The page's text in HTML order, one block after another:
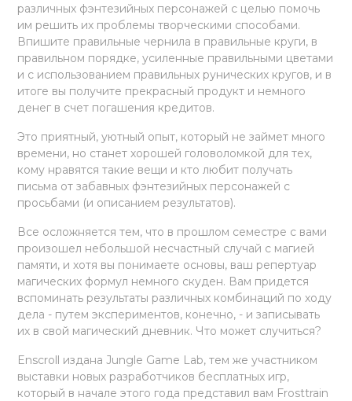
различных фэнтезийных персонажей с целью помочь
им решить их проблемы творческими способами.
Впишите правильные чернила в правильные круги, в
правильном порядке, усиленные правильными цветами
и с использованием правильных рунических кругов, и в
итоге вы получите прекрасный продукт и немного
денег в счет погашения кредитов.
Это приятный, уютный опыт, который не займет много
времени, но станет хорошей головоломкой для тех,
кому нравятся такие вещи и кто любит получать
письма от забавных фэнтезийных персонажей с
просьбами (и описанием результатов).
Все осложняется тем, что в прошлом семестре с вами
произошел небольшой несчастный случай с магией
памяти, и хотя вы понимаете основы, ваш репертуар
магических формул немного скуден. Вам придется
вспоминать результаты различных комбинаций по ходу
дела - путем экспериментов, конечно, - и записывать
их в свой магический дневник. Что может случиться?
Enscroll издана Jungle Game Lab, тем же участником
выставки новых разработчиков бесплатных игр,
который в начале этого года представил вам Frosttrain